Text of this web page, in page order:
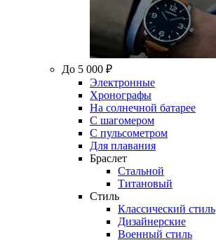
До 5 000 ₽
Электронные
Хронографы
На солнечной батарее
С шагомером
С пульсометром
Для плавания
Браслет
Стальной
Титановый
Стиль
Классический стиль
Дизайнерские
Военный стиль